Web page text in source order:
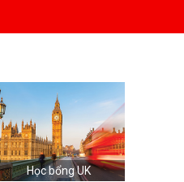
Học bổng UK